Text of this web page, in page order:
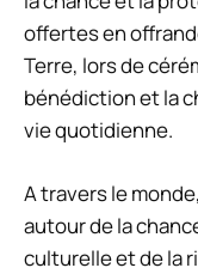
offertes en
Terre, lors de
bénédiction et la
vie quotidienne.
A travers le
autour de la
culturelle et de la